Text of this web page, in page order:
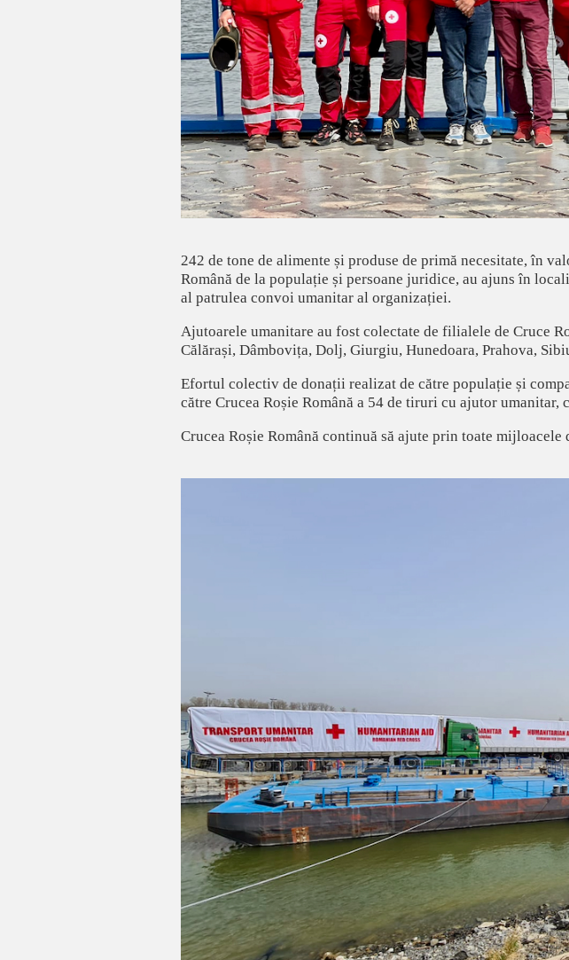
242 de tone de alimente și produse de primă necesitate, în
Română de la populație și persoane juridice, au ajuns în
al patrulea convoi umanitar al organizației.
Ajutoarele umanitare au fost colectate de filialele de Cruce
Călărași, Dâmbovița, Dolj, Giurgiu, Hunedoara, Prahova,
Efortul colectiv de donații realizat de către populație și
către Crucea Roșie Română a 54 de tiruri cu ajutor umanitar,
Crucea Roșie Română continuă să ajute prin toate